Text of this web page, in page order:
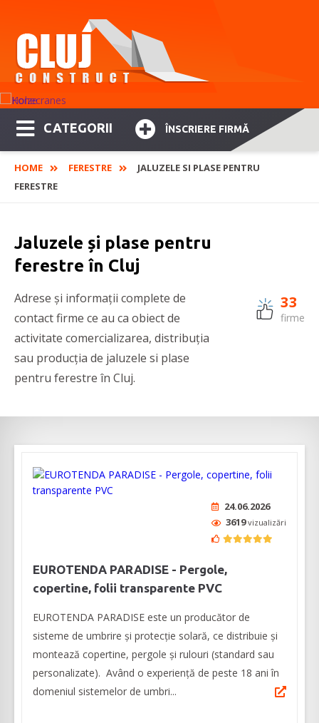
CATEGORII ÎNSCRIERE FIRMĂ
HOME FERESTRE
JALUZELE SI PLASE PENTRU
FERESTRE
Jaluzele și plase pentru
ferestre în Cluj
Adrese și informații complete de
contact firme ce au ca obiect de
activitate comercializarea, distribuția
sau producția de jaluzele si plase
pentru ferestre în Cluj.
33
firme
24.06.2026
3619vizualizări
EUROTENDA PARADISE - Pergole,
copertine, folii transparente PVC
EUROTENDA PARADISE este un producător de
sisteme de umbrire și protecție solară, ce distribuie și
montează copertine, pergole și rulouri (standard sau
personalizate). Având o experiență de peste 18 ani în
domeniul sistemelor de umbri...